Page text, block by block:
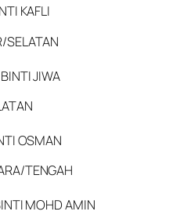
KAFLI
SELATAN
JIWA
OSMAN
TENGAH
MOHD AMIN